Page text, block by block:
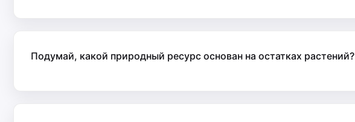
Подумай, какой природный ресурс основан на остатках растений?